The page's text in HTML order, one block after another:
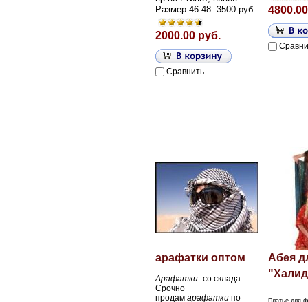
Размер 46-48. 3500 руб.
2000.00 руб.
Сравнить
арафатки оптом
Арафатки- со склада
Срочно
продам арафатки по
Абея
Платье для